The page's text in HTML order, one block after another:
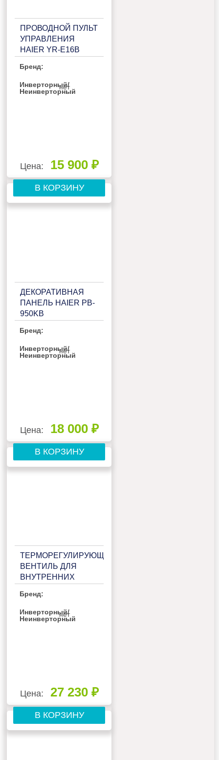
ПРОВОДНОЙ ПУЛЬТ
УПРАВЛЕНИЯ
HAIER YR-E16B
Бренд:
Инверторный/
Неинверторный
нет
Цена: 15 900 ₽
В КОРЗИНУ
ДЕКОРАТИВНАЯ
ПАНЕЛЬ HAIER PB-
950KB
Бренд:
Инверторный/
Неинверторный
нет
Цена: 18 000 ₽
В КОРЗИНУ
ТЕРМОРЕГУЛИРУЮЩИМ
ВЕНТИЛЬ ДЛЯ
ВНУТРЕННИХ
CLIMATE GC-
FM2/EXA2
Бренд:
Инверторный/
Неинверторный
нет
Цена: 27 230 ₽
В КОРЗИНУ